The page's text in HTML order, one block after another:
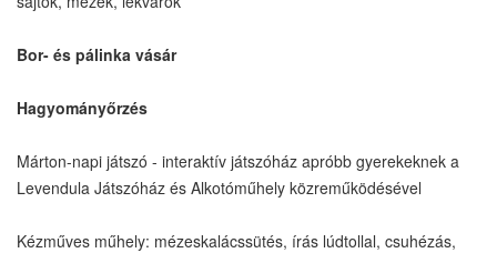
Bor- és pálinka vásár
Hagyományőrzés
Márton-napi játszó - interaktív játszóház apróbb gyerekeknek a
Levendula Játszóház és Alkotóműhely közreműködésével
Kézműves műhely: mézeskalácssütés, írás lúdtollal, csuhézás,